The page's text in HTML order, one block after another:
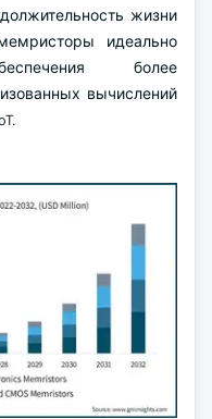
жизни
идеально
более
вычислений